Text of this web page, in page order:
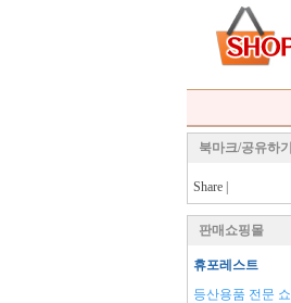
북마크/공유하기
Share
판매쇼핑몰
휴포레스트
등산용품 전문